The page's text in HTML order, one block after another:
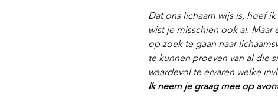
Dat ons lichaam wijs is, hoef
wist je misschien ook al.
op zoek te gaan naar
te kunnen proeven van al die
waardevol te ervaren welke
Ik neem je graag mee op